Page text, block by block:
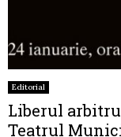
Editorial
Liberul
Teatrul